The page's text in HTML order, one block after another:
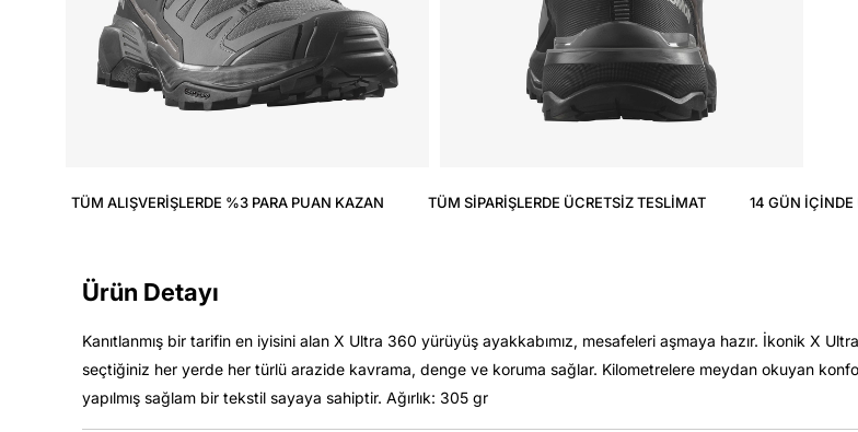
TÜM ALIŞVERIŞLERDE %3 PARA PUAN KAZAN TÜM SIPARIŞLERDE ÜCRETSIZ TESLIMAT 14 GÜN IÇINDE
Ürün Detayı
Kanıtlanmış bir tarifin en iyisini alan X Ultra 360 yürüyüş ayakkabımız, mesafeleri aşmaya hazır. İkonik X
seçtiğiniz her yerde her türlü arazide kavrama, denge ve koruma sağlar. Kilometrelere meydan okuyan
yapılmış sağlam bir tekstil sayaya sahiptir. Ağırlık: 305 gr